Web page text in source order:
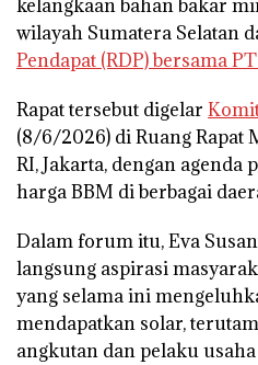
kelangkaan bahan bakar
wilayah Sumatera Selatan
Pendapat (RDP) bersama
Rapat tersebut digelar
(8/6/2026) di Ruang Rapat
RI, Jakarta, dengan agenda
harga BBM di berbagai
Dalam forum itu, Eva
langsung aspirasi
yang selama ini
mendapatkan solar,
angkutan dan pelaku